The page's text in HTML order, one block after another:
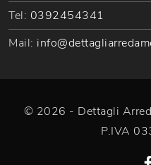
Tel: 0392454341
Mail:
© 2026 - Dettagli
P.IVA